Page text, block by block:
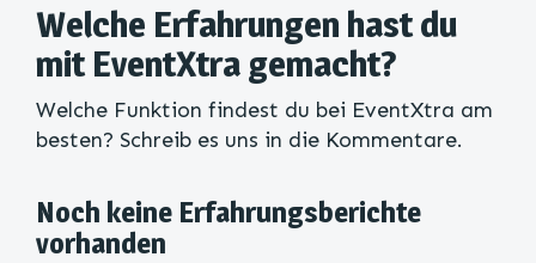
Welche Erfahrungen hast du
mit EventXtra gemacht?
Welche Funktion findest du bei EventXtra am
besten? Schreib es uns in die Kommentare.
Noch keine Erfahrungsberichte
vorhanden